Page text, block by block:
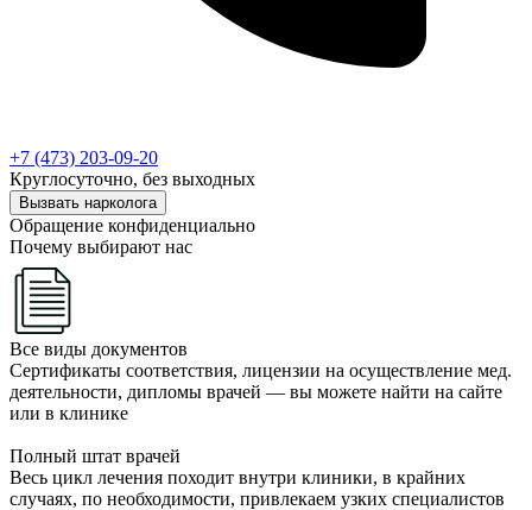
+7 (473) 203-09-20
Круглосуточно, без выходных
Вызвать нарколога
Обращение конфиденциально
Почему выбирают нас
Все виды документов
Сертификаты соответствия, лицензии на осуществление мед.
деятельности, дипломы врачей — вы можете найти на сайте
или в клинике
Полный штат врачей
Весь цикл лечения походит внутри клиники, в крайних
случаях, по необходимости, привлекаем узких специалистов